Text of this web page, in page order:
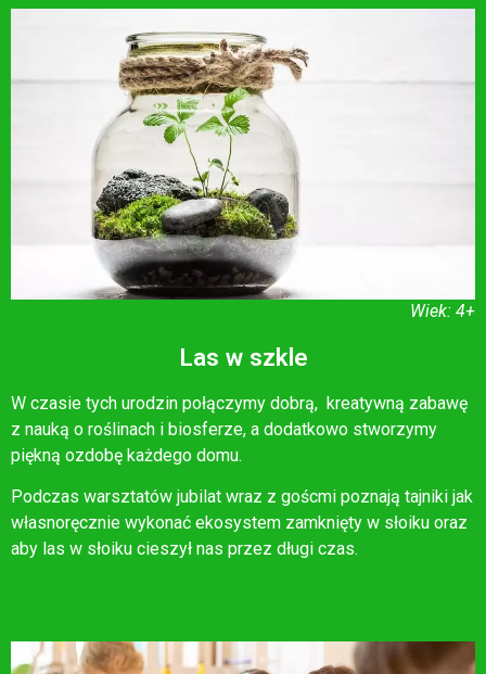
Wiek: 4+
Las w szkle
W czasie tych urodzin połączymy dobrą, kreatywną zabawę
z nauką o roślinach i biosferze, a dodatkowo stworzymy
piękną ozdobę każdego domu.
Podczas warsztatów jubilat wraz z goścmi poznają tajniki jak
własnoręcznie wykonać ekosystem zamknięty w słoiku oraz
aby las w słoiku cieszył nas przez długi czas.